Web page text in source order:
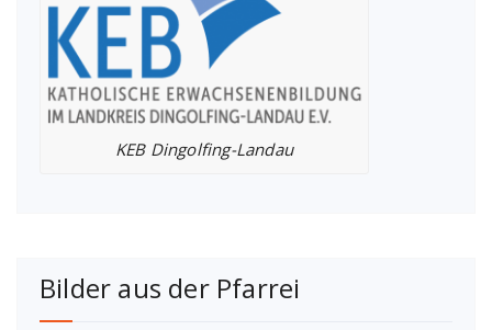
KEB Dingolfing-Landau
Bilder aus der Pfarrei